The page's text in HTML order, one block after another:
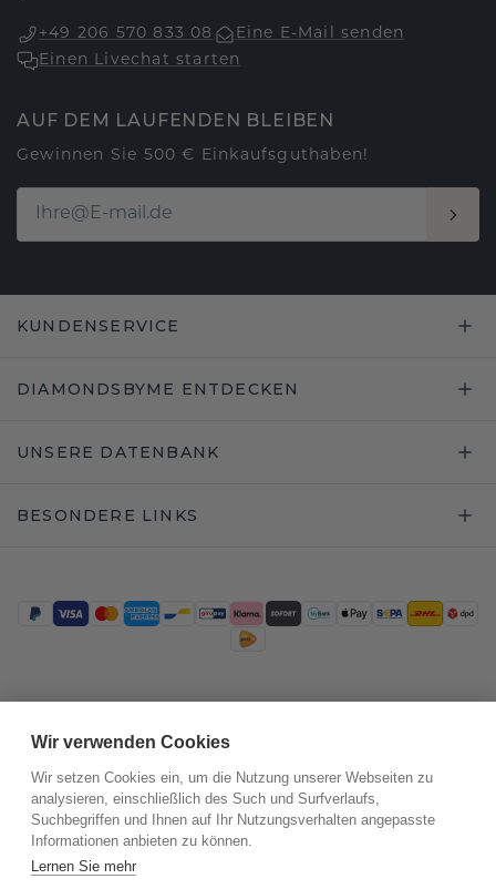
+49 206 570 833 08
Eine E-Mail senden
Einen Livechat starten
AUF DEM LAUFENDEN BLEIBEN
Gewinnen Sie 500 € Einkaufsguthaben!
KUNDENSERVICE
DIAMONDSBYME ENTDECKEN
UNSERE DATENBANK
BESONDERE LINKS
Wir verwenden Cookies
Wir setzen Cookies ein, um die Nutzung unserer Webseiten zu
analysieren, einschließlich des Such und Surfverlaufs,
Suchbegriffen und Ihnen auf Ihr Nutzungsverhalten angepasste
Informationen anbieten zu können.
Lernen Sie mehr